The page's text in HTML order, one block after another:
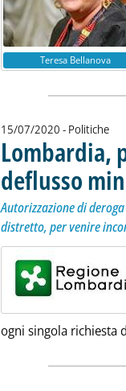
Teresa Bellanova
15/07/2020 - Politiche
Lombardia,
deflusso
Autorizzazione di
distretto, per venire
ogni singola richiesta